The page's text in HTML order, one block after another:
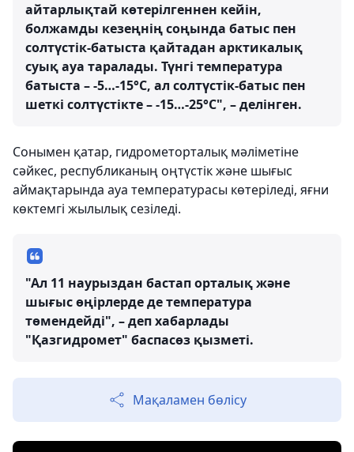
айтарлықтай көтерілгеннен кейін,
болжамды кезеңнің соңында батыс пен
солтүстік-батыста қайтадан арктикалық
суық ауа таралады. Түнгі температура
батыста – -5…-15°С, ал солтүстік-батыс пен
шеткі солтүстікте – -15…-25°С", – делінген.
Сонымен қатар, гидрометорталық мәліметіне
сәйкес, республиканың оңтүстік және шығыс
аймақтарында ауа температурасы көтеріледі, яғни
көктемгі жылылық сезіледі.
"Ал 11 наурыздан бастап орталық және
шығыс өңірлерде де температура
төмендейді", – деп хабарлады
"Қазгидромет" баспасөз қызметі.
Мақаламен бөлісу